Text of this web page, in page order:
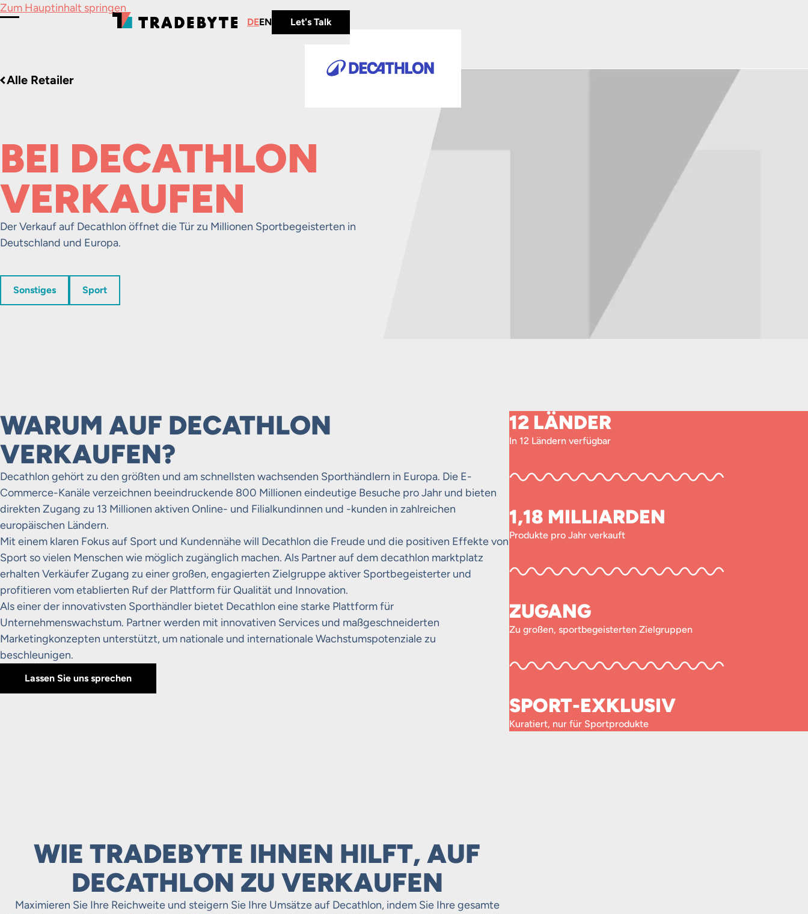
Zum Hauptinhalt springen
DEEN Let's Talk
Alle Retailer
BEI DECATHLON
VERKAUFEN
Der Verkauf auf Decathlon öffnet die Tür zu Millionen Sportbegeisterten in
Deutschland und Europa.
Sonstiges Sport
WARUM AUF DECATHLON
VERKAUFEN?
Decathlon gehört zu den größten und am schnellsten wachsenden Sporthändlern in Europa. Die E-
Commerce-Kanäle verzeichnen beeindruckende 800 Millionen eindeutige Besuche pro Jahr und bieten
direkten Zugang zu 13 Millionen aktiven Online- und Filialkundinnen und -kunden in zahlreichen
europäischen Ländern.
Mit einem klaren Fokus auf Sport und Kundennähe will Decathlon die Freude und die positiven Effekte von
Sport so vielen Menschen wie möglich zugänglich machen. Als Partner auf dem decathlon marktplatz
erhalten Verkäufer Zugang zu einer großen, engagierten Zielgruppe aktiver Sportbegeisterter und
profitieren vom etablierten Ruf der Plattform für Qualität und Innovation.
Als einer der innovativsten Sporthändler bietet Decathlon eine starke Plattform für
Unternehmenswachstum. Partner werden mit innovativen Services und maßgeschneiderten
Marketingkonzepten unterstützt, um nationale und internationale Wachstumspotenziale zu
beschleunigen.
Lassen Sie uns sprechen
12 LÄNDER
In 12 Ländern verfügbar
1,18 MILLIARDEN
Produkte pro Jahr verkauft
ZUGANG
Zu großen, sportbegeisterten Zielgruppen
SPORT-EXKLUSIV
Kuratiert, nur für Sportprodukte
WIE TRADEBYTE IHNEN HILFT, AUF
DECATHLON ZU VERKAUFEN
Maximieren Sie Ihre Reichweite und steigern Sie Ihre Umsätze auf Decathlon, indem Sie Ihre gesamte